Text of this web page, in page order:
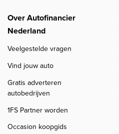
Over Autofinancier
Nederland
Veelgestelde vragen
Vind jouw auto
Gratis adverteren
autobedrijven
1FS Partner worden
Occasion koopgids